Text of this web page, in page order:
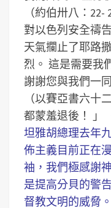
（約伯卅八：22-
對以色列安全禱
天氣攔止了耶路
烈。 這是需要我
謝謝您與我們一
（以賽亞書六十
都蒙羞退後！ 」
坦雅胡總理去年
佈主義目前正在
袖，我們極感謝
是提高分貝的警
督教文明的威脅。